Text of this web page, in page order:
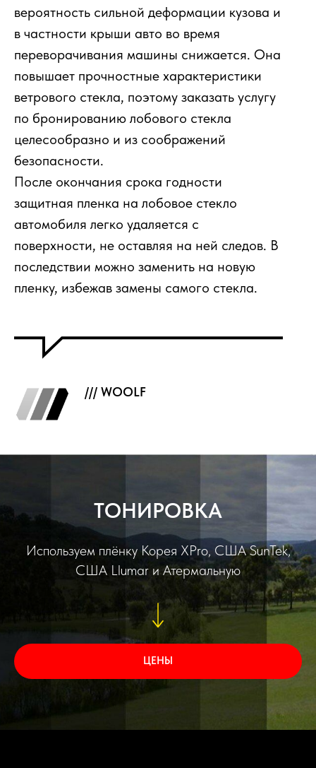
вероятность сильной деформации кузова и
в частности крыши авто во время
переворачивания машины снижается. Она
повышает прочностные характеристики
ветрового стекла, поэтому заказать услугу
по бронированию лобового стекла
целесообразно и из соображений
безопасности.
После окончания срока годности
защитная пленка на лобовое стекло
автомобиля легко удаляется с
поверхности, не оставляя на ней следов. В
последствии можно заменить на новую
пленку, избежав замены самого стекла.
/// WOOLF
ТОНИРОВКА
Используем плёнку Корея XPro, США SunTek,
США Llumar и Атермальную
ЦЕНЫ